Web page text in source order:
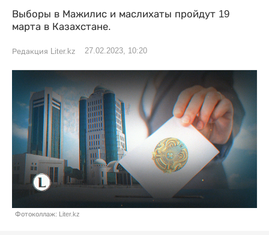
Выборы в Мажилис и маслихаты пройдут 19
марта в Казахстане.
Редакция Liter.kz 27.02.2023, 10:20
Фотоколлаж: Liter.kz